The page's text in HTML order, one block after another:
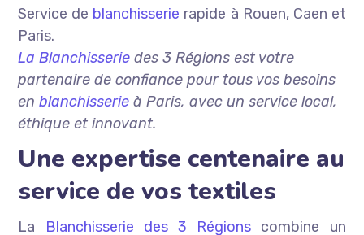
Service de blanchisserie rapide à Rouen, Caen et
Paris.
La Blanchisserie des 3 Régions est votre
partenaire de confiance pour tous vos besoins
enblanchisserie à Paris, avec un service local,
éthique et innovant.
Une expertise centenaire au
service de vos textiles
La Blanchisserie des 3 Régions combine un